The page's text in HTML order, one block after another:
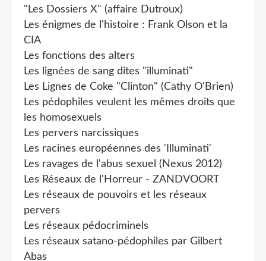
"Les Dossiers X" (affaire Dutroux)
Les énigmes de l'histoire : Frank Olson et la
CIA
Les fonctions des alters
Les lignées de sang dites "illuminati"
Les Lignes de Coke "Clinton" (Cathy O'Brien)
Les pédophiles veulent les mêmes droits que
les homosexuels
Les pervers narcissiques
Les racines européennes des 'Illuminati'
Les ravages de l'abus sexuel (Nexus 2012)
Les Réseaux de l'Horreur - ZANDVOORT
Les réseaux de pouvoirs et les réseaux
pervers
Les réseaux pédocriminels
Les réseaux satano-pédophiles par Gilbert
Abas